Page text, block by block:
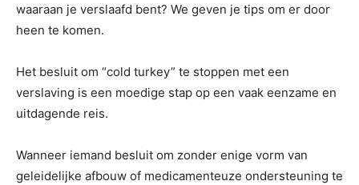
waaraan je verslaafd bent? We geven je tips om er door
heen te komen.
Het besluit om “cold turkey” te stoppen met een
verslaving is een moedige stap op een vaak eenzame en
uitdagende reis.
Wanneer iemand besluit om zonder enige vorm van
geleidelijke afbouw of medicamenteuze ondersteuning te